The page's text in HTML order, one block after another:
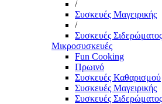
/
Συσκευές Μαγειρικής
/
Συσκευές Σιδερώματος
Μικροσυσκευές
Fun Cooking
Πρωινό
Συσκευές Καθαρισμού
Συσκευές Μαγειρικής
Συσκευές Σιδερώματος